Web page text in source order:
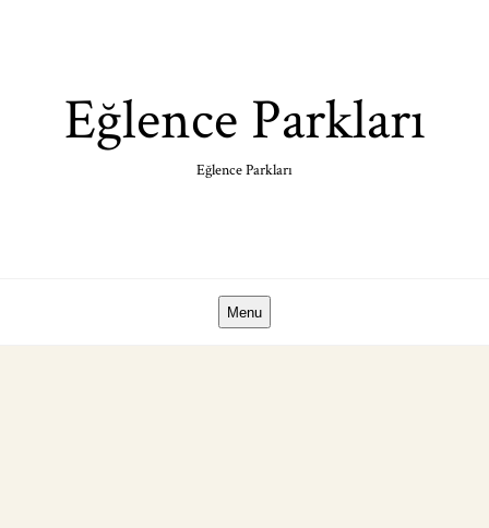
Eğlence Parkları
Eğlence Parkları
Menu